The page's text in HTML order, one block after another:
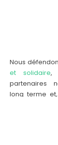
Nous
et solidaire,
partenaires
long terme